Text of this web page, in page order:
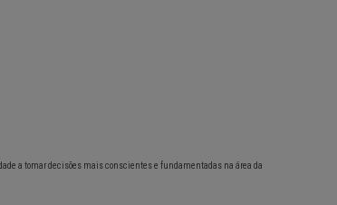
a tomar decisões mais conscientes e fundamentadas na área da